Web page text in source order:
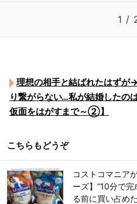
1 /
理想の相手と結ばれたはずが
り繋がらない…私が結婚したの
仮面をはがすまで～②】
こちらもどうぞ
コストコマニア
ーズ】“10分で
る前に買い占めた